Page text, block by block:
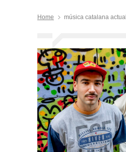
Home música catalana actual